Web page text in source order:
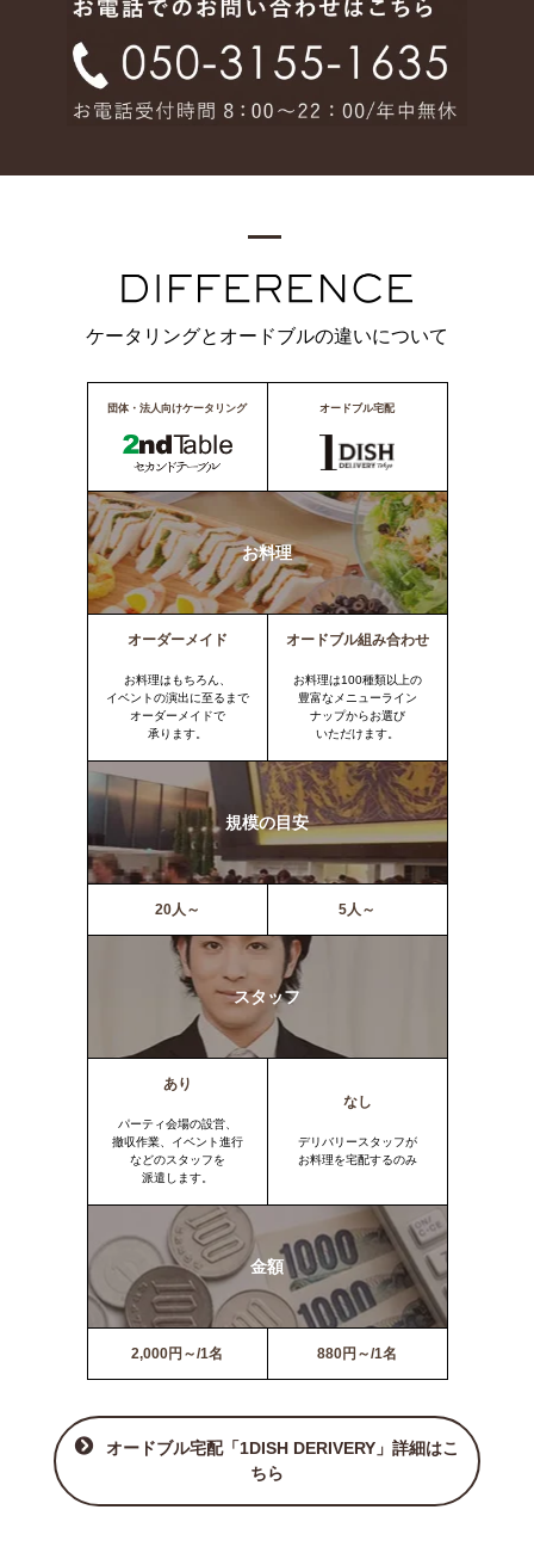
ケータリングとオードブルの違いについて
団体・法人向けケータリング オードブル宅配
お料理
オーダーメイド
お料理はもちろん、
イベントの演出に至るまで
オーダーメイドで
承ります。
オードブル組み合わせ
お料理は100種類以上の
豊富なメニューライン
ナップからお選び
いただけます。
規模の目安
20人～ 5人～
スタッフ
あり
パーティ会場の設営、
撤収作業、イベント進行
などのスタッフを
派遣します。
なし
デリバリースタッフが
お料理を宅配するのみ
金額
2,000円～/1名 880円～/1名
オードブル宅配「1DISH DERIVERY」詳細はこ
ちら